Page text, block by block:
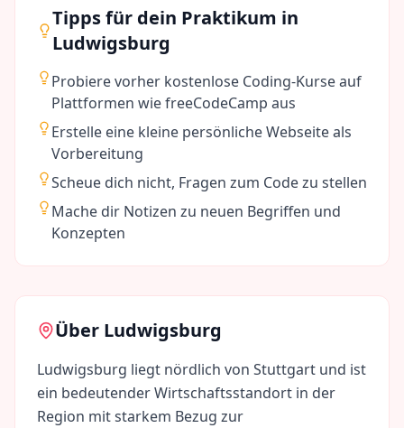
Tipps für dein Praktikum in
Ludwigsburg
Probiere vorher kostenlose Coding-Kurse auf
Plattformen wie freeCodeCamp aus
Erstelle eine kleine persönliche Webseite als
Vorbereitung
Scheue dich nicht, Fragen zum Code zu stellen
Mache dir Notizen zu neuen Begriffen und
Konzepten
Über Ludwigsburg
Ludwigsburg liegt nördlich von Stuttgart und ist
ein bedeutender Wirtschaftsstandort in der
Region mit starkem Bezug zur